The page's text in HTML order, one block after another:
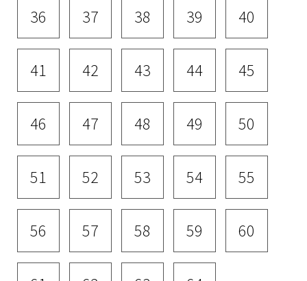
36 37 38 39 40
41 42 43 44 45
46 47 48 49 50
51 52 53 54 55
56 57 58 59 60